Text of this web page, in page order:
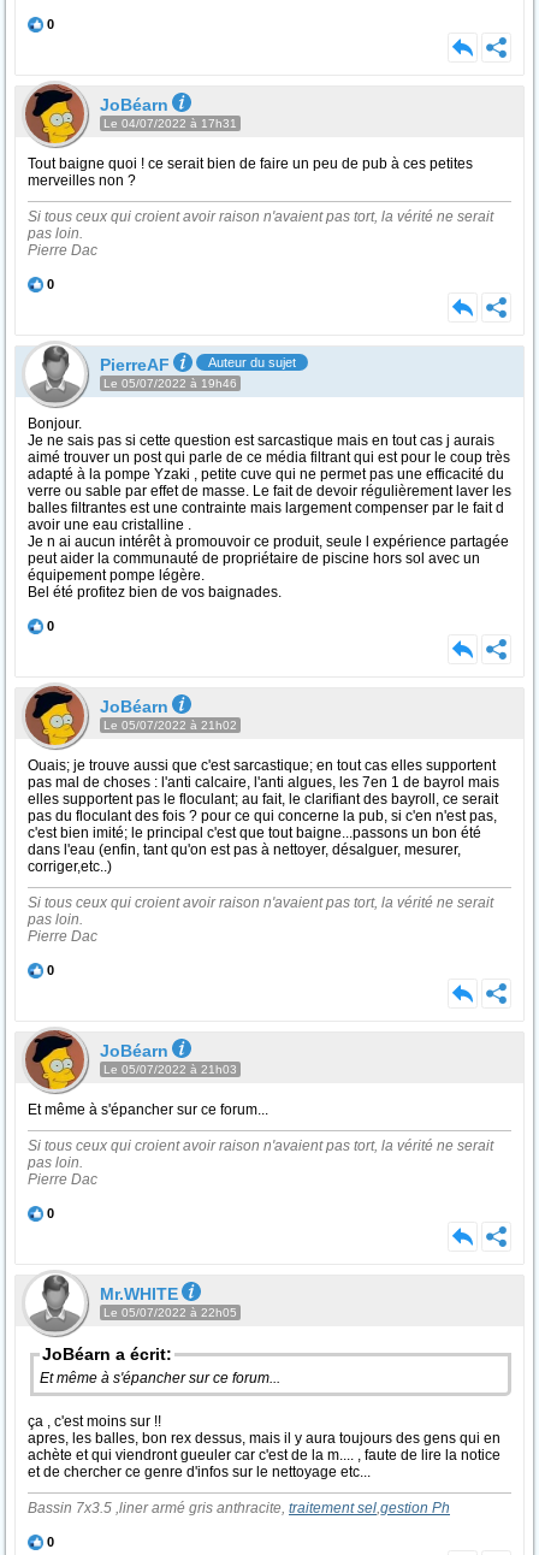
0
JoBéarn
Le 04/07/2022 à 17h31
Tout baigne quoi ! ce serait bien de faire un peu de pub à ces petites
merveilles non ?
Si tous ceux qui croient avoir raison n'avaient pas tort, la vérité ne serait
pas loin.
Pierre Dac
0
PierreAF Auteur du sujet
Le 05/07/2022 à 19h46
Bonjour.
Je ne sais pas si cette question est sarcastique mais en tout cas j aurais
aimé trouver un post qui parle de ce média filtrant qui est pour le coup très
adapté à la pompe Yzaki , petite cuve qui ne permet pas une efficacité du
verre ou sable par effet de masse. Le fait de devoir régulièrement laver les
balles filtrantes est une contrainte mais largement compenser par le fait d
avoir une eau cristalline .
Je n ai aucun intérêt à promouvoir ce produit, seule l expérience partagée
peut aider la communauté de propriétaire de piscine hors sol avec un
équipement pompe légère.
Bel été profitez bien de vos baignades.
0
JoBéarn
Le 05/07/2022 à 21h02
Ouais; je trouve aussi que c'est sarcastique; en tout cas elles supportent
pas mal de choses : l'anti calcaire, l'anti algues, les 7en 1 de bayrol mais
elles supportent pas le floculant; au fait, le clarifiant des bayroll, ce serait
pas du floculant des fois ? pour ce qui concerne la pub, si c'en n'est pas,
c'est bien imité; le principal c'est que tout baigne...passons un bon été
dans l'eau (enfin, tant qu'on est pas à nettoyer, désalguer, mesurer,
corriger,etc..)
Si tous ceux qui croient avoir raison n'avaient pas tort, la vérité ne serait
pas loin.
Pierre Dac
0
JoBéarn
Le 05/07/2022 à 21h03
Et même à s'épancher sur ce forum...
Si tous ceux qui croient avoir raison n'avaient pas tort, la vérité ne serait
pas loin.
Pierre Dac
0
Mr.WHITE
Le 05/07/2022 à 22h05
JoBéarn a écrit:
Et même à s'épancher sur ce forum...
ça , c'est moins sur !!
apres, les balles, bon rex dessus, mais il y aura toujours des gens qui en
achète et qui viendront gueuler car c'est de la m.... , faute de lire la notice
et de chercher ce genre d'infos sur le nettoyage etc...
Bassin 7x3.5 ,liner armé gris anthracite, traitement sel,gestion Ph
0